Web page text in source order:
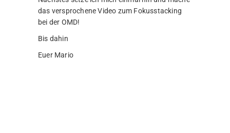
das versprochene Video zum Fokusstacking
bei der OMD!
Bis dahin
Euer Mario